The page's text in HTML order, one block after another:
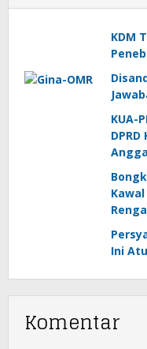
KDM
KUA-
Ini
Komentar